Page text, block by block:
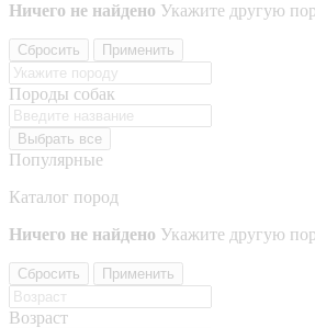
Ничего не найдено Укажите другую
Сбросить Применить
Породы собак
Выбрать все
Популярные
Каталог пород
Ничего не найдено Укажите другую
Сбросить Применить
Возраст